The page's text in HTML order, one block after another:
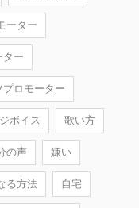
ーター
ター
プロモーター
ボイス 歌い方
の声 嫌い
る方法 自宅